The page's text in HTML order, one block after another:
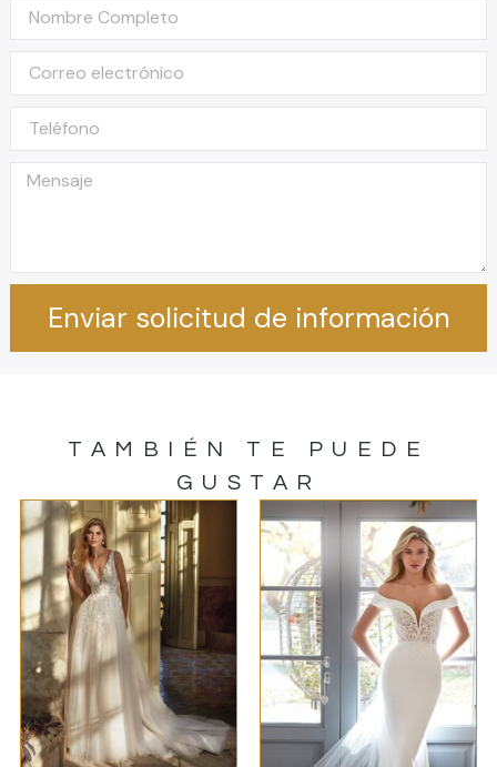
Enviar solicitud de información
TAMBIÉN TE PUEDE
GUSTAR